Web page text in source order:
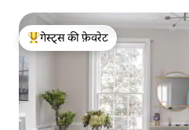
गेस्ट्स का टॉप फ़ेवरेट
गेस्ट्स की फ़ेवरेट